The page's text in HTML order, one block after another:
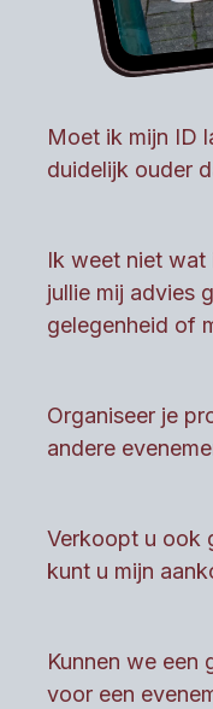
Moet ik mijn ID
duidelijk ouder
Ik weet niet wat
jullie mij advies
gelegenheid of
Organiseer je
andere
Verkoopt u ook
kunt u mijn
Kunnen we een
voor een